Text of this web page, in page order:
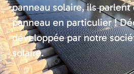
panneau solaire, ils parlent
panneau en particulier !
développée par notre
solaire.